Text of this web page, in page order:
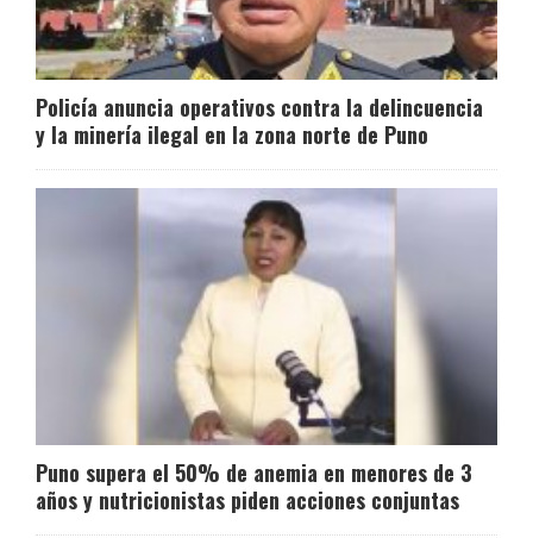
Policía anuncia operativos contra la delincuencia
y la minería ilegal en la zona norte de Puno
Puno supera el 50% de anemia en menores de 3
años y nutricionistas piden acciones conjuntas